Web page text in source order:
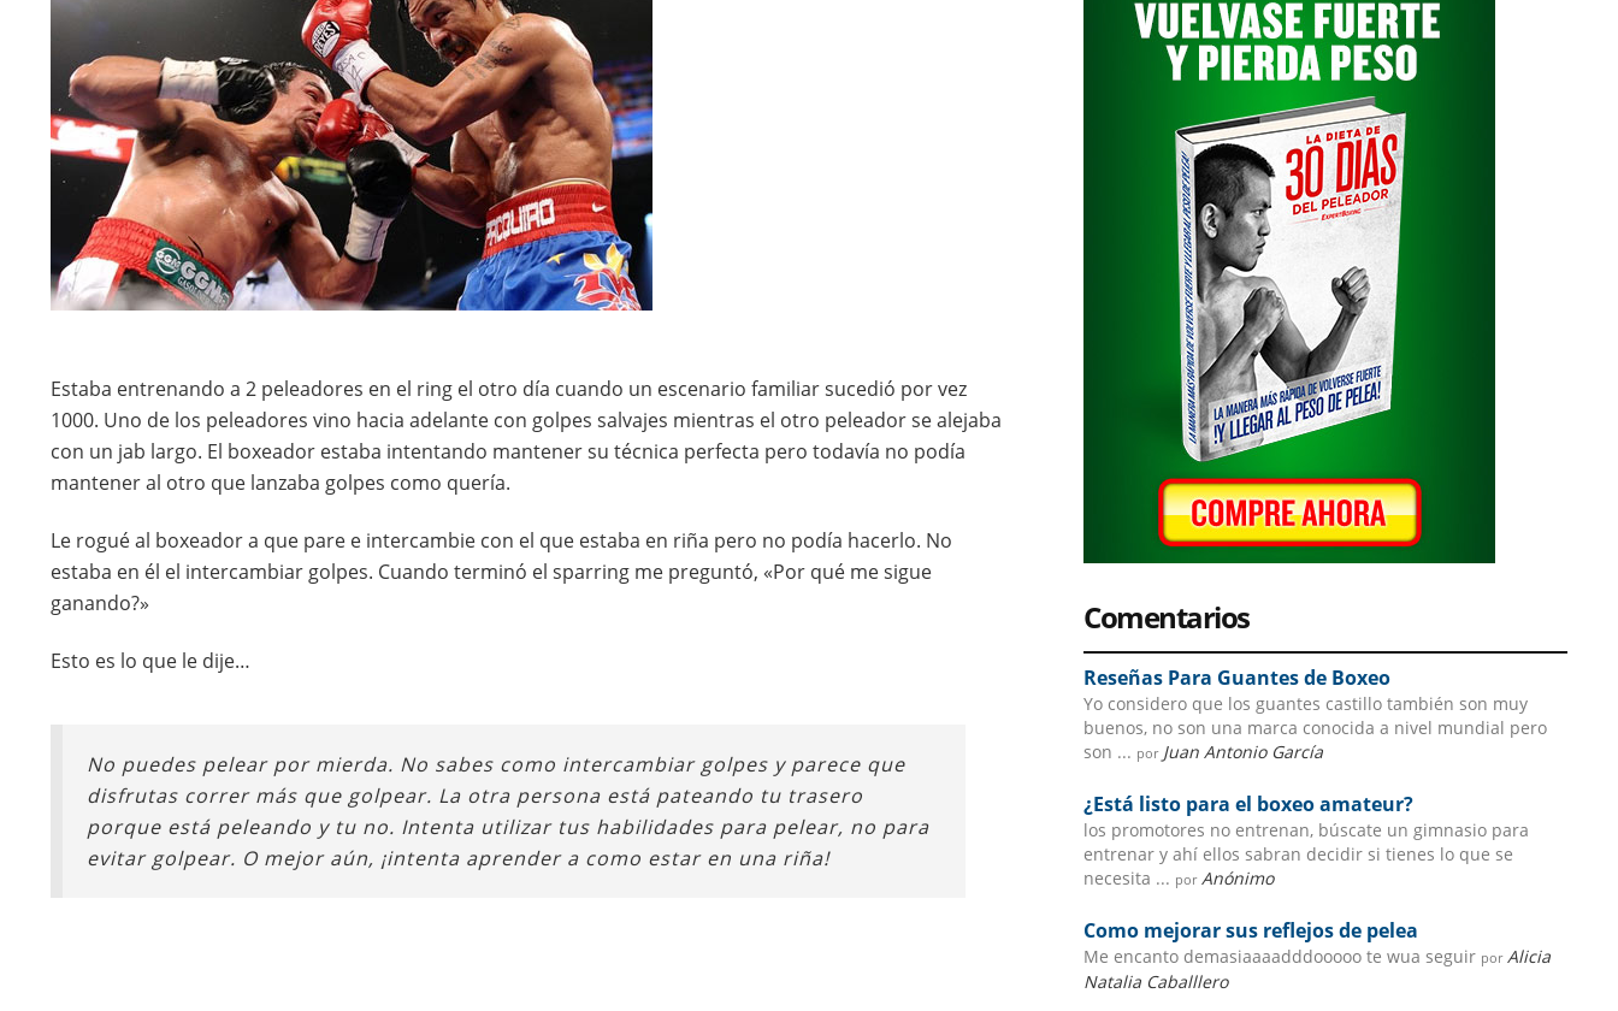
Estaba entrenando a 2 peleadores en el ring el otro día cuando un escenario familiar sucedió por vez
1000. Uno de los peleadores vino hacia adelante con golpes salvajes mientras el otro peleador se alejaba
con un jab largo. El boxeador estaba intentando mantener su técnica perfecta pero todavía no podía
mantener al otro que lanzaba golpes como quería.
Le rogué al boxeador a que pare e intercambie con el que estaba en riña pero no podía hacerlo. No
estaba en él el intercambiar golpes. Cuando terminó el sparring me preguntó, «Por qué me sigue
ganando?»
Esto es lo que le dije…
No puedes pelear por mierda. No sabes como intercambiar golpes y parece que
disfrutas correr más que golpear. La otra persona está pateando tu trasero
porque está peleando y tu no. Intenta utilizar tus habilidades para pelear, no para
evitar golpear. O mejor aún, ¡intenta aprender a como estar en una riña!
Comentarios
Reseñas Para Guantes de Boxeo
Yo considero que los guantes castillo también son muy
buenos, no son una marca conocida a nivel mundial pero
son ... por Juan Antonio García
¿Está listo para el boxeo amateur?
los promotores no entrenan, búscate un gimnasio para
entrenar y ahí ellos sabran decidir si tienes lo que se
necesita ... por Anónimo
Como mejorar sus reflejos de pelea
Me encanto demasiaaaadddooooo te wua seguir por Alicia
Natalia Caballlero